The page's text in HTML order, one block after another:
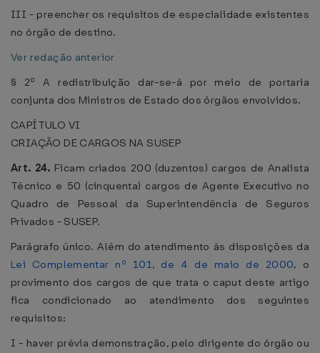
III - preencher os requisitos de especialidade existentes
no órgão de destino.
Ver redação anterior
§ 2º A redistribuição dar-se-á por meio de portaria
conjunta dos Ministros de Estado dos órgãos envolvidos.
CAPÍTULO VI
CRIAÇÃO DE CARGOS NA SUSEP
Art. 24. Ficam criados 200 (duzentos) cargos de Analista
Técnico e 50 (cinquenta) cargos de Agente Executivo no
Quadro de Pessoal da Superintendência de Seguros
Privados - SUSEP.
Parágrafo único. Além do atendimento às disposições da
Lei Complementar nº 101, de 4 de maio de 2000, o
provimento dos cargos de que trata o caput deste artigo
fica condicionado ao atendimento dos seguintes
requisitos:
I - haver prévia demonstração, pelo dirigente do órgão ou